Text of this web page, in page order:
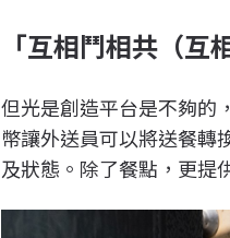
「互相鬥相共（互
但光是創造平台是不夠的
幣讓外送員可以將送餐轉
及狀態。除了餐點，更提